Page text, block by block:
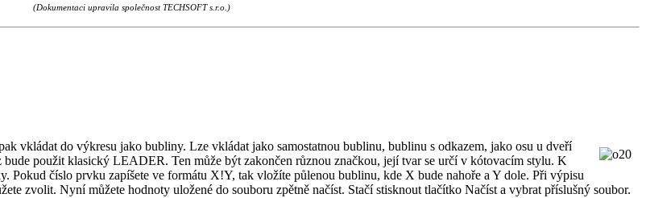
(Dokumentaci upravila společnost TECHSOFT s.r.o.)
vkládat do výkresu jako bubliny. Lze vkládat jako samostatnou bublinu, bublinu s odkazem, jako osu u dveří
použit klasický LEADER. Ten může být zakončen různou značkou, její tvar se určí v kótovacím stylu. K
Pokud číslo prvku zapíšete ve formátu X!Y, tak vložíte půlenou bublinu, kde X bude nahoře a Y dole. Při výpisu
zvolit. Nyní můžete hodnoty uložené do souboru zpětně načíst. Stačí stisknout tlačítko Načíst a vybrat příslušný soubor.